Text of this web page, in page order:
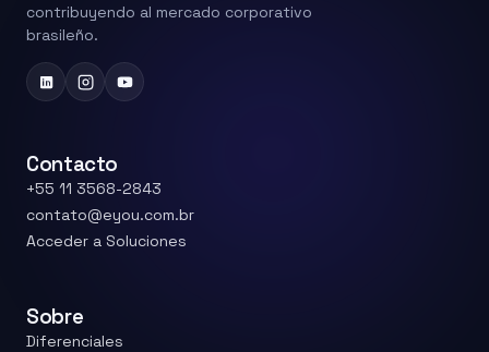
contribuyendo al mercado corporativo
brasileño.
Contacto
+55 11 3568-2843
contato@eyou.com.br
Acceder a Soluciones
Sobre
Diferenciales